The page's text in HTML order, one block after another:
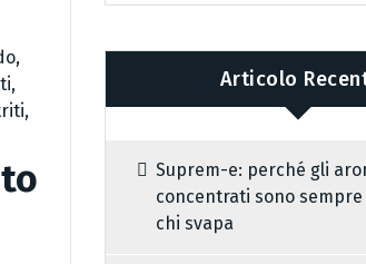
Articolo
Suprem-e: perché gli
concentrati sono
chi svapa